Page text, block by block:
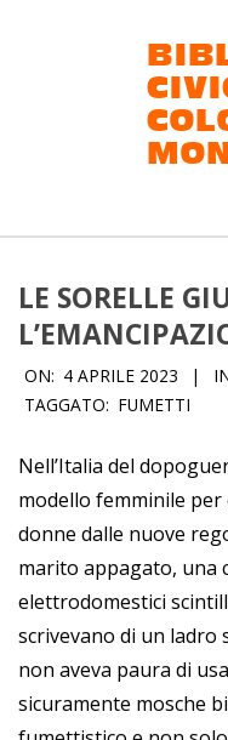
Biblioteca
civica
Cologno
Monzese
LE SORELLE
ON: 4 APRILE 2023
TAGGATO: FUMETTI
Nell’Italia del
modello femminile per
donne dalle nuove
marito appagato, una
elettrodomestici
scrivevano di un ladro
non aveva paura di
sicuramente mosche